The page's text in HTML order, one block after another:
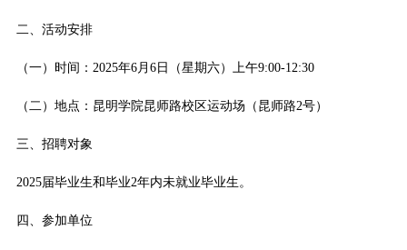
二、活动安排
（一）时间：2025年6月6日（星期六）上午9:00-12:30
（二）地点：昆明学院昆师路校区运动场（昆师路2号）
三、招聘对象
2025届毕业生和毕业2年内未就业毕业生。
四、参加单位